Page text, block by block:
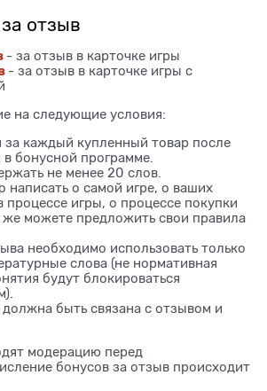
отзыв
- за отзыв в карточке игры
- за отзыв в карточке игры с
на следующие условия:
за каждый купленный товар после
в бонусной программе.
не менее 20 слов.
написать о самой игре, о ваших
игры, о процессе покупки
же можете предложить свои правила
необходимо использовать только
слова (не нормативная
будут блокироваться
быть связана с отзывом и
модерацию перед
бонусов за отзыв происходит